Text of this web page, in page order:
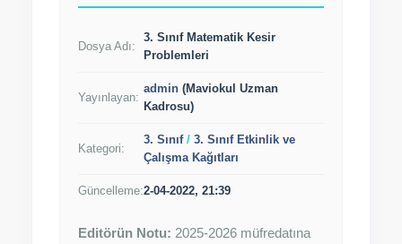
Dosya Adı:
3. Sınıf Matematik Kesir
Problemleri
Yayınlayan:
admin (Maviokul Uzman
Kadrosu)
Kategori:
3. Sınıf/ 3. Sınıf Etkinlik ve
Çalışma Kağıtları
Güncelleme:2-04-2022, 21:39
Editörün Notu: 2025-2026 müfredatına